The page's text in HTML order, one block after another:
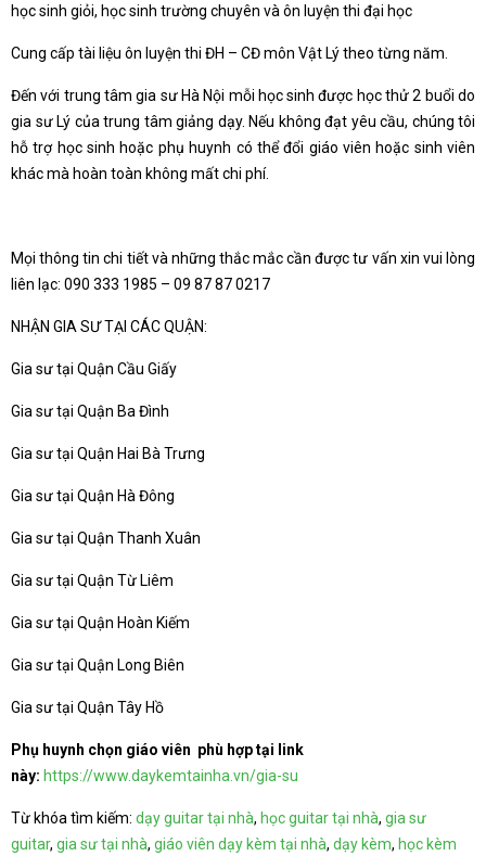
học sinh giỏi, học sinh trường chuyên và ôn luyện thi đại học
Cung cấp tài liệu ôn luyện thi ĐH – CĐ môn Vật Lý theo từng năm.
Đến với trung tâm gia sư Hà Nội mỗi học sinh được học thử 2 buổi do
gia sư Lý của trung tâm giảng dạy. Nếu không đạt yêu cầu, chúng tôi
hỗ trợ học sinh hoặc phụ huynh có thể đổi giáo viên hoặc sinh viên
khác mà hoàn toàn không mất chi phí.
Mọi thông tin chi tiết và những thắc mắc cần được tư vấn xin vui lòng
liên lạc: 090 333 1985 – 09 87 87 0217
NHẬN GIA SƯ TẠI CÁC QUẬN:
Gia sư tại Quận Cầu Giấy
Gia sư tại Quận Ba Đình
Gia sư tại Quận Hai Bà Trưng
Gia sư tại Quận Hà Đông
Gia sư tại Quận Thanh Xuân
Gia sư tại Quận Từ Liêm
Gia sư tại Quận Hoàn Kiếm
Gia sư tại Quận Long Biên
Gia sư tại Quận Tây Hồ
Phụ huynh chọn giáo viên phù hợp tại link
này: https://www.daykemtainha.vn/gia-su
Từ khóa tìm kiếm: dạy guitar tại nhà, học guitar tại nhà, gia sư
guitar, gia sư tại nhà, giáo viên dạy kèm tại nhà, dạy kèm, học kèm